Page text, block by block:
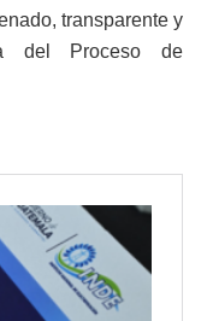
transparente y
del Proceso de